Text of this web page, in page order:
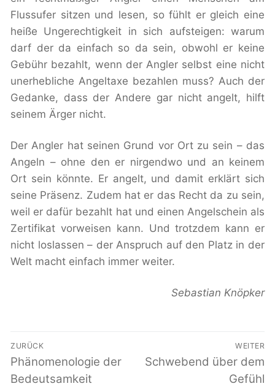
Flussufer sitzen und lesen, so fühlt er gleich eine
heiße Ungerechtigkeit in sich aufsteigen: warum
darf der da einfach so da sein, obwohl er keine
Gebühr bezahlt, wenn der Angler selbst eine nicht
unerhebliche Angeltaxe bezahlen muss? Auch der
Gedanke, dass der Andere gar nicht angelt, hilft
seinem Ärger nicht.
Der Angler hat seinen Grund vor Ort zu sein – das
Angeln – ohne den er nirgendwo und an keinem
Ort sein könnte. Er angelt, und damit erklärt sich
seine Präsenz. Zudem hat er das Recht da zu sein,
weil er dafür bezahlt hat und einen Angelschein als
Zertifikat vorweisen kann. Und trotzdem kann er
nicht loslassen – der Anspruch auf den Platz in der
Welt macht einfach immer weiter.
Sebastian Knöpker
Beitragsnavigation
ZURÜCK
Vorheriger
Beitrag:
Phänomenologie der
Bedeutsamkeit
WEITER
Nächster
Schwebend über dem
Gefühl